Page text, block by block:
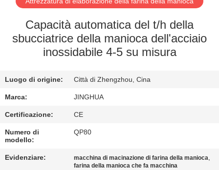
DI
VISITA
ALLA
FABBRICA
CONTROLLO
DELLA
Capacità automatica del t/h della
sbucciatrice della manioca dell'acciaio
inossidabile 4-5 su misura
Luogo di origine: Città di Zhengzhou, Cina
Marca: JINGHUA
Certificazione: CE
Numero di
modello:
QP80
Evidenziare: macchina di macinazione di farina della manioca,
farina della manioca che fa macchina